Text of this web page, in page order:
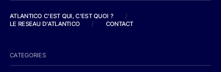
ATLANTICO C'EST QUI, C'EST QUOI ?
/
LE RESEAU D'ATLANTICO
/ CONTACT
CATEGORIES